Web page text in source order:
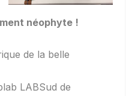
néophyte !
de la belle
LABSud de